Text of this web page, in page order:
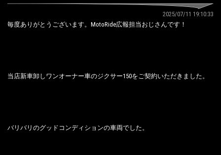
2025/07/11 19:10:33
毎度ありがとうございます。MotoRide広報担当おじさんです！
当店新車卸しワンオーナー車のジクサー150をご契約いただきました。
バリバリのグッドコンディションの車両でした。